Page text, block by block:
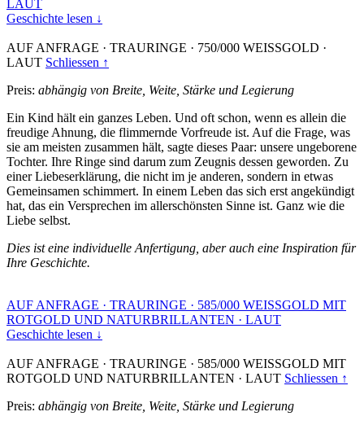
LAUT
Geschichte lesen ↓
AUF ANFRAGE · TRAURINGE · 750/000 WEISSGOLD ·
LAUT Schliessen ↑
Preis: abhängig von Breite, Weite, Stärke und Legierung
Ein Kind hält ein ganzes Leben. Und oft schon, wenn es allein die
freudige Ahnung, die flimmernde Vorfreude ist. Auf die Frage, was
sie am meisten zusammen hält, sagte dieses Paar: unsere ungeborene
Tochter. Ihre Ringe sind darum zum Zeugnis dessen geworden. Zu
einer Liebeserklärung, die nicht im je anderen, sondern in etwas
Gemeinsamen schimmert. In einem Leben das sich erst angekündigt
hat, das ein Versprechen im allerschönsten Sinne ist. Ganz wie die
Liebe selbst.
Dies ist eine individuelle Anfertigung, aber auch eine Inspiration für
Ihre Geschichte.
AUF ANFRAGE · TRAURINGE · 585/000 WEISSGOLD MIT
ROTGOLD UND NATURBRILLANTEN · LAUT
Geschichte lesen ↓
AUF ANFRAGE · TRAURINGE · 585/000 WEISSGOLD MIT
ROTGOLD UND NATURBRILLANTEN · LAUT Schliessen ↑
Preis: abhängig von Breite, Weite, Stärke und Legierung